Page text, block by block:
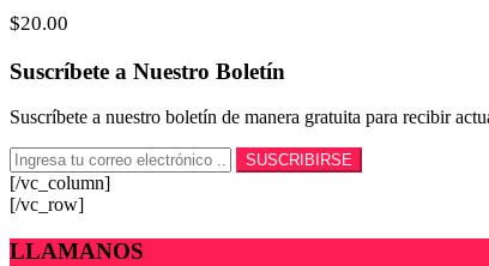
$20.00
Suscríbete a Nuestro Boletín
Suscríbete a nuestro boletín de manera gratuita para recibir
[/vc_column]
[/vc_row]
LLAMANOS